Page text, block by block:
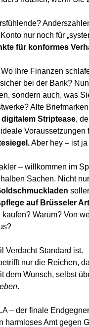
nur noch für
für konformes
Ihre Finanzen
bei der Bank?
sondern auch, was
Alte
digitalem Striptease,
Voraussetzungen
Aber hey – ist
– willkommen im
Sachen. Nicht
auf Brüsseler
Warum? Von
Verdacht Standard ist.
nur die Reichen,
dem Wunsch, selbst
.
– der finale
harmloses Amt gegen